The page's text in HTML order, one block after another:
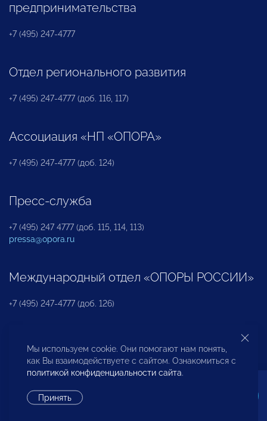
предпринимательства
+7 (495) 247-4777
Отдел регионального развития
+7 (495) 247-4777 (доб. 116, 117)
Ассоциация «НП «ОПОРА»
+7 (495) 247-4777 (доб. 124)
Пресс-служба
+7 (495) 247 4777 (доб. 115, 114, 113)
pressa@opora.ru
Международный отдел «ОПОРЫ РОССИИ»
+7 (495) 247-4777 (доб. 126)
Бюро по защите прав предпринимателей и
инвесторов
Мы используем cookie. Они помогают нам понять,
как Вы взаимодействуете с сайтом. Ознакомиться с
политикой конфиденциальности сайта.
Принять